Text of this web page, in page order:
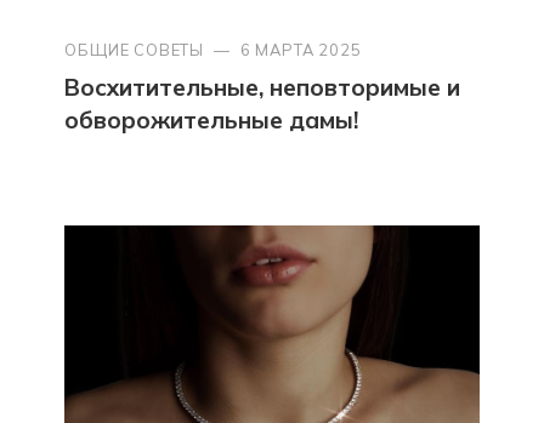
ОБЩИЕ СОВЕТЫ — 6 МАРТА 2025
Восхитительные, неповторимые и
обворожительные дамы!